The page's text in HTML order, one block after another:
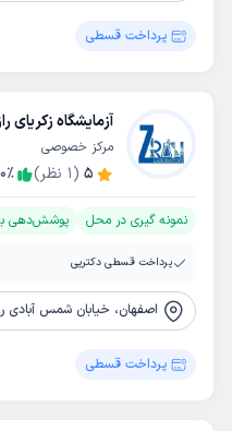
پرداخت قسطی
آزمایشگاه زکریای
مرکز خصوصی
5
(
1 نظر) ٪
نمونه گیری در محل پوشش‌دهی
پرداخت قسطی دکترپی
پرداخت قسطی